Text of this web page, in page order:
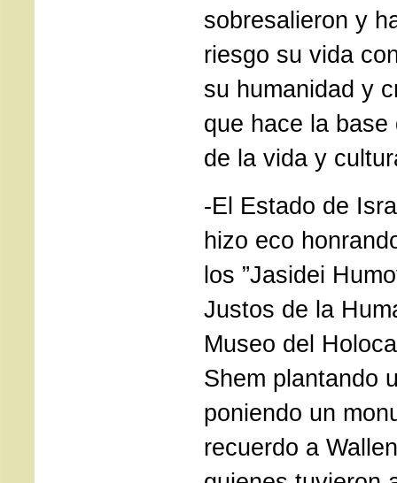
sobresalieron y
riesgo su vida
su humanidad y
que hace la
de la vida y
-El Estado de
hizo eco
los ”Jasidei
Justos de la
Museo del
Shem plantando
poniendo un
recuerdo a